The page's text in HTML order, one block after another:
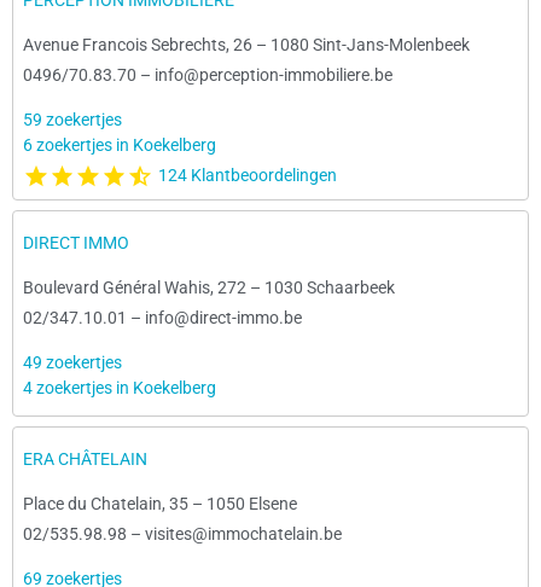
Avenue Francois Sebrechts, 26 – 1080 Sint-Jans-Molenbeek
0496/70.83.70 – info@perception-immobiliere.be
59 zoekertjes
6 zoekertjes in Koekelberg
124 Klantbeoordelingen
DIRECT IMMO
Boulevard Général Wahis, 272 – 1030 Schaarbeek
02/347.10.01 – info@direct-immo.be
49 zoekertjes
4 zoekertjes in Koekelberg
ERA CHÂTELAIN
Place du Chatelain, 35 – 1050 Elsene
02/535.98.98 – visites@immochatelain.be
69 zoekertjes